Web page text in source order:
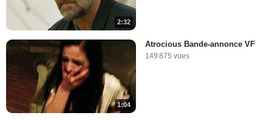
2:32
1:04
Atrocious Bande-annonce VF
149 875 vues